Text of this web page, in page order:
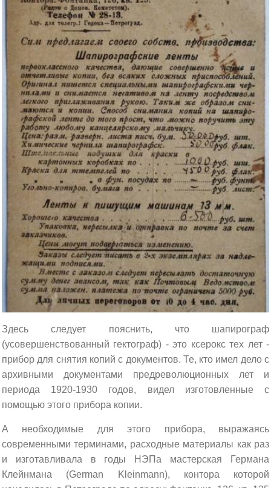
Здесь следует пояснить, что шапирограф
(усовершенствованный гектограф) - это ксерокс тех лет -
прибор для снятия копий с документов. Те, кто имел дело с
архивными документами предреволюционных лет и
периода 1920-1930 годов, видел изготовленные с
помощью этого прибора копии.
А необходимые для этого прибора, выражаясь
современными терминами, расходные материалы как раз
и изготавливала в годы НЭПа мастерская Германа
Клейнмана (German Kleinmann), контора которой